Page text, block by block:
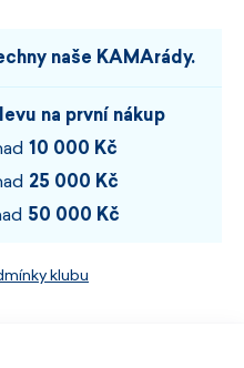
naše KAMArády.
na první nákup
10 000 Kč
25 000 Kč
50 000 Kč
klubu